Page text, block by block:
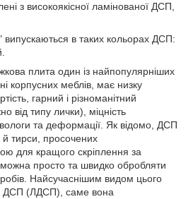
з високоякісної ламінованої ДСП,
випускаються в таких кольорах ДСП:
плита один із найпопулярніших
корпусних меблів, має низку
гарний і різноманітний
від типу лички), міцність
вологи та деформації. Як відомо, ДСП
й тирси, просочених
для кращого скріплення за
можна просто та швидко обробляти
Найсучаснішим видом цього
ДСП (ЛДСП), саме вона